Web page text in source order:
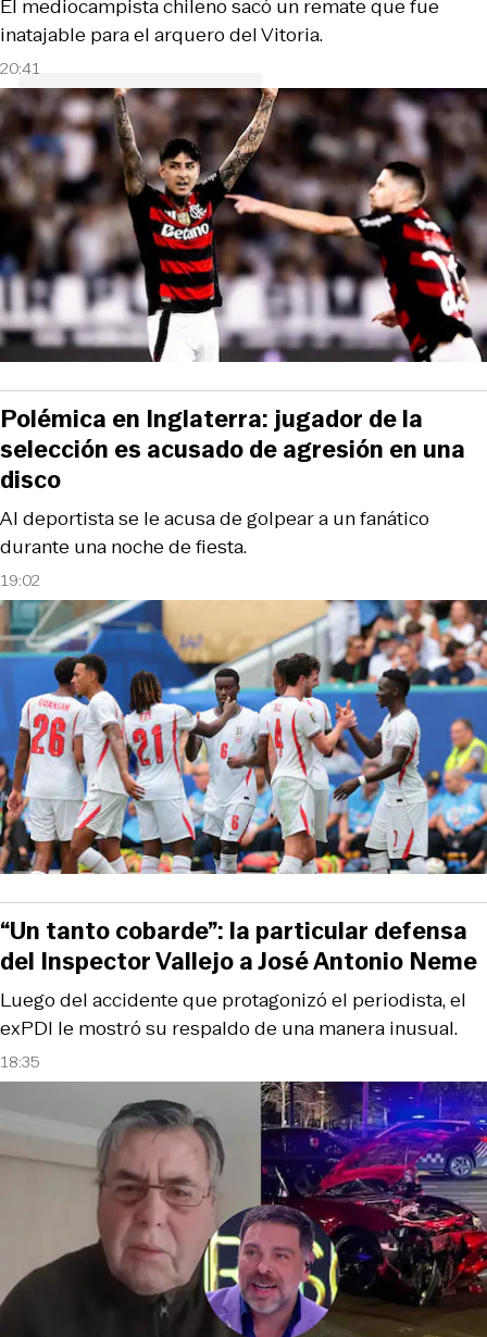
20:41
El mediocampista chileno sacó un remate que fue
inatajable para el arquero del Vitoria.
19:02
Al deportista se le acusa de golpear a un fanático
durante una noche de fiesta.
Polémica en Inglaterra: jugador de la
selección es acusado de agresión en una
disco
18:35
Luego del accidente que protagonizó el periodista, el
exPDI le mostró su respaldo de una manera inusual.
“Un tanto cobarde”: la particular defensa
del Inspector Vallejo a José Antonio Neme